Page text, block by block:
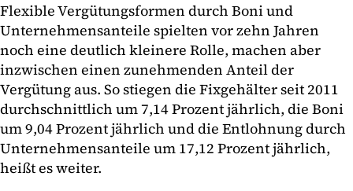
Flexible Vergütungsformen durch Boni und
Unternehmensanteile spielten vor zehn Jahren
noch eine deutlich kleinere Rolle, machen aber
inzwischen einen zunehmenden Anteil der
Vergütung aus. So stiegen die Fixgehälter seit 2011
durchschnittlich um 7,14 Prozent jährlich, die Boni
um 9,04 Prozent jährlich und die Entlohnung durch
Unternehmensanteile um 17,12 Prozent jährlich,
heißt es weiter.